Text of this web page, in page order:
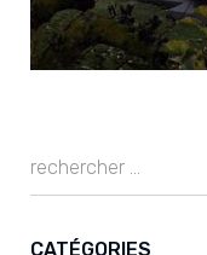
CATÉGORIES